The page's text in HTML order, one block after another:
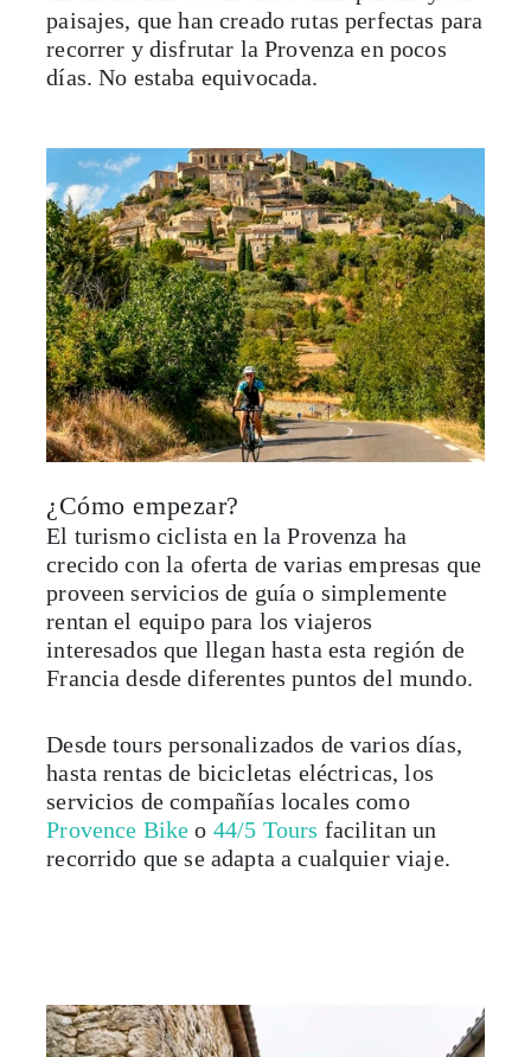
paisajes, que han creado rutas perfectas para
recorrer y disfrutar la Provenza en pocos
días. No estaba equivocada.
¿Cómo empezar?
El turismo ciclista en la Provenza ha
crecido con la oferta de varias empresas que
proveen servicios de guía o simplemente
rentan el equipo para los viajeros
interesados que llegan hasta esta región de
Francia desde diferentes puntos del mundo.
Desde tours personalizados de varios días,
hasta rentas de bicicletas eléctricas, los
servicios de compañías locales como
Provence Bike o 44/5 Tours facilitan un
recorrido que se adapta a cualquier viaje.